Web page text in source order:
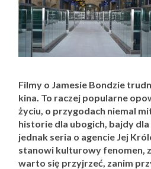
Filmy o Jamesie Bondzie
kina. To raczej popularne
życiu, o przygodach niemal
historie dla ubogich, bajdy
jednak seria o agencie Jej
stanowi kulturowy fenomen,
warto się przyjrzeć, zanim